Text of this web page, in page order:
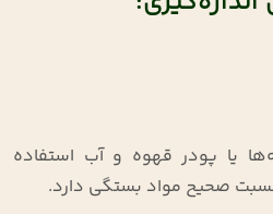
یا پودر قهوه و آب استفاده
صحیح مواد بستگی دارد.